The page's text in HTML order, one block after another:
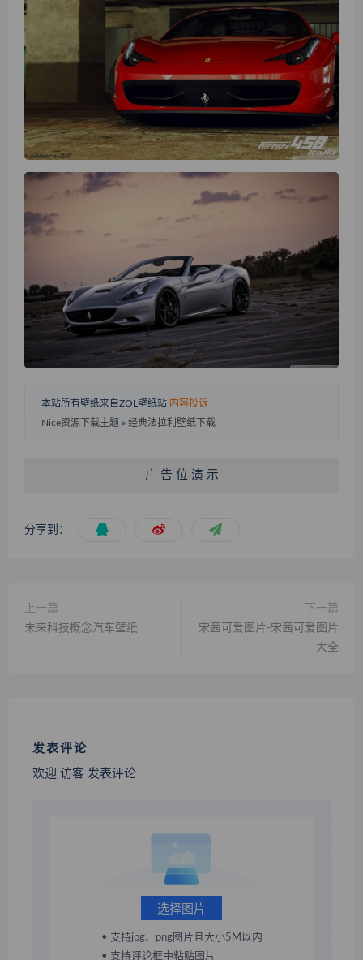
本站所有壁纸来自ZOL壁纸站 内容投诉
Nice资源下载主题 » 经典法拉利壁纸下载
广 告 位 演 示
分享到：
上一篇
未来科技概念汽车壁纸
下一篇
宋茜可爱图片-宋茜可爱图片
大全
发表评论
欢迎 访客 发表评论
选择图片
• 支持jpg、png图片且大小5M以内
• 支持评论框中粘贴图片